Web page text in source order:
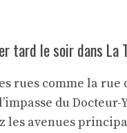
tard le soir dans La
rues comme la rue
du Docteur-
les avenues